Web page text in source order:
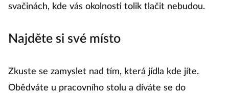
svačinách, kde vás okolnosti tolik tlačit nebudou.
Najděte si své místo
Zkuste se zamyslet nad tím, která jídla kde jíte.
Obědváte u pracovního stolu a díváte se do